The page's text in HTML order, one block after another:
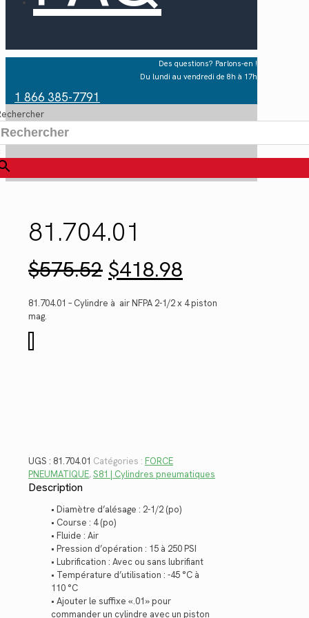
Des questions? Parlons-en !
Du lundi au vendredi de 8h à 17h
1 866 385-7791
81.704.01
$575.52 Le
prix
initial
était :
$418.98prix
actuel
est :
81.704.01 – Cylindre à air NFPA 2-1/2 x 4 piston
mag.
de
UGS : 81.704.01 Catégories : FORCE
PNEUMATIQUE,S81 | Cylindres pneumatiques
Description
• Diamètre d’alésage : 2-1/2 (po)
• Course : 4 (po)
• Fluide : Air
• Pression d’opération : 15 à 250 PSI
• Lubrification : Avec ou sans lubrifiant
• Température d’utilisation : -45 °C à
110 °C
• Ajouter le suffixe «.01» pour
commander un cylindre avec un piston